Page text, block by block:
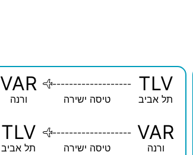
TLV
תל אביב
-------------------
טיסה ישירה
VAR
ורנה
VAR
ורנה
-------------------
טיסה ישירה
TLV
תל אביב